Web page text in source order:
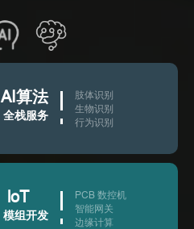
AI算法
全栈服务
肢体识别
生物识别
行为识别
loT
模组开发
PCB 数控机
智能网关
边缘计算